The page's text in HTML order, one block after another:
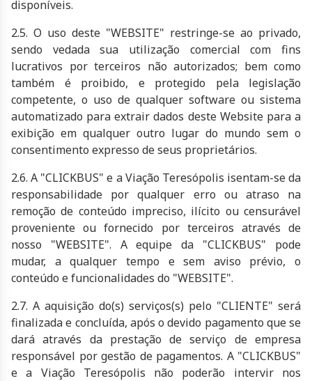
disponíveis.
2.5. O uso deste "WEBSITE" restringe-se ao privado,
sendo vedada sua utilização comercial com fins
lucrativos por terceiros não autorizados; bem como
também é proibido, e protegido pela legislação
competente, o uso de qualquer software ou sistema
automatizado para extrair dados deste Website para a
exibição em qualquer outro lugar do mundo sem o
consentimento expresso de seus proprietários.
2.6. A "CLICKBUS" e a Viação Teresópolis isentam-se da
responsabilidade por qualquer erro ou atraso na
remoção de conteúdo impreciso, ilícito ou censurável
proveniente ou fornecido por terceiros através de
nosso "WEBSITE". A equipe da "CLICKBUS" pode
mudar, a qualquer tempo e sem aviso prévio, o
conteúdo e funcionalidades do "WEBSITE".
2.7. A aquisição do(s) serviços(s) pelo "CLIENTE" será
finalizada e concluída, após o devido pagamento que se
dará através da prestação de serviço de empresa
responsável por gestão de pagamentos. A "CLICKBUS"
e a Viação Teresópolis não poderão intervir nos